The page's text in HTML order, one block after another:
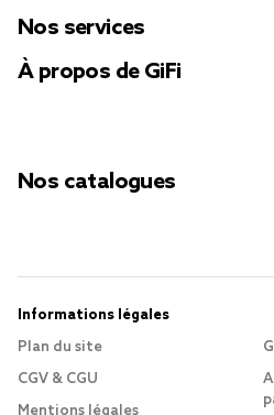
Nos services
À propos de GiFi
Nos catalogues
Informations légales
Plan du site
CGV & CGU
Mentions légales